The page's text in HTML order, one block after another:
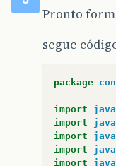
Pronto
segue
package
import
import
import
import
import